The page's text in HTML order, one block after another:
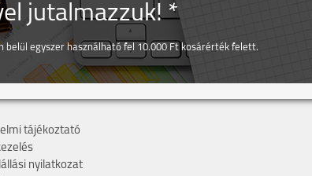
jutalmazzuk! *
belül egyszer használható fel 10.000 Ft kosárérték felett.
tájékoztató
nyilatkozat